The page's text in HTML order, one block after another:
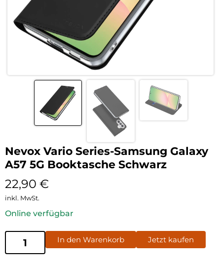
Nevox Vario Series-Samsung Galaxy
A57 5G Booktasche Schwarz
22,90 €
inkl. MwSt.
Online verfügbar
In den Warenkorb Jetzt kaufen